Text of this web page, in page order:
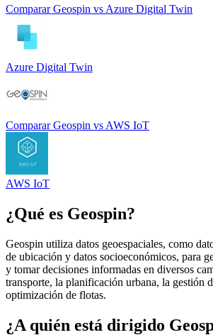
Comparar Geospin vs Azure Digital Twin
Azure Digital Twin
Comparar Geospin vs AWS IoT
AWS IoT
¿Qué es Geospin?
Geospin utiliza datos geoespaciales, como
de ubicación y datos socioeconómicos, para
y tomar decisiones informadas en diversos
transporte, la planificación urbana, la gestión
optimización de flotas.
¿A quién está dirigido